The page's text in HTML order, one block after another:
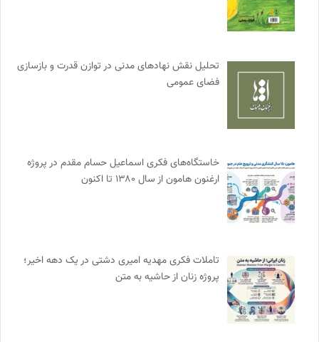
تحلیل نقش نهادهای مدنی در توازن قدرت و بازسازی
فضای عمومی
خاستگاه‌های فکری اسماعیل حسام مقدم در پروژه
ارغنون هامون از سال ۱۳۸۰ تا اکنون
تاملات فکری مهدیه امیری دشتی در یک دهه اخیر؛
پروژه زنان از حاشیه به متن